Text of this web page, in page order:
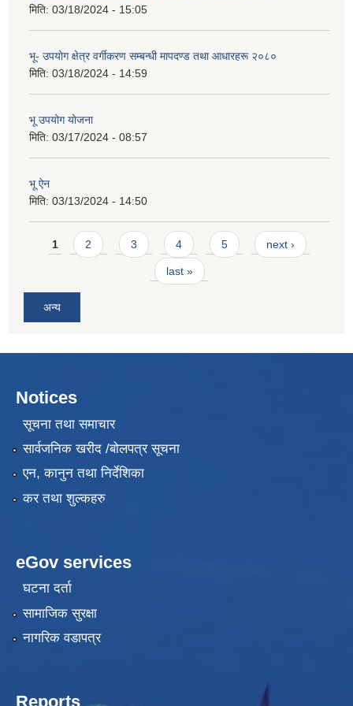
मिति: 03/18/2024 - 15:05
भू- उपयोग क्षेत्र वर्गीकरण सम्बन्धी मापदण्ड तथा आधारहरू २०८०
मिति: 03/18/2024 - 14:59
भू उपयोग योजना
मिति: 03/17/2024 - 08:57
भू ऐन
मिति: 03/13/2024 - 14:50
Pages
1 2 3 4 5 next ›
last »
अन्य
Notices
सूचना तथा समाचार
सार्वजनिक खरीद /बोलपत्र सूचना
एन, कानुन तथा निर्देशिका
कर तथा शुल्कहरु
eGov services
घटना दर्ता
सामाजिक सुरक्षा
नागरिक वडापत्र
Reports